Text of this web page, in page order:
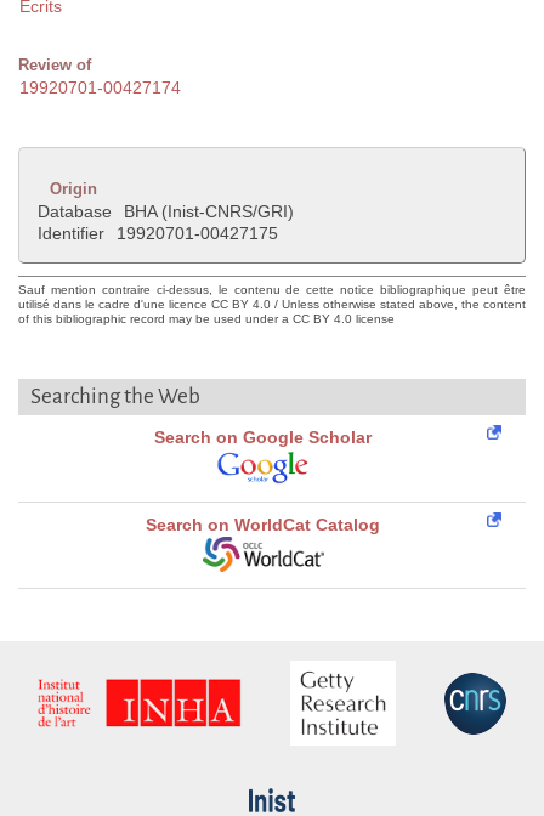
Ecrits
Review of
19920701-00427174
Origin
Database
BHA (Inist-CNRS/GRI)
Identifier
19920701-00427175
Sauf mention contraire ci-dessus, le contenu de cette notice bibliographique peut être
utilisé dans le cadre d'une licence CC BY 4.0 / Unless otherwise stated above, the content
of this bibliographic record may be used under a CC BY 4.0 license
Searching the Web
Search on Google Scholar
Search on WorldCat Catalog